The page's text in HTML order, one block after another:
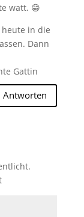
watt. 😁
heute in die
Dann
Gattin
Antworten